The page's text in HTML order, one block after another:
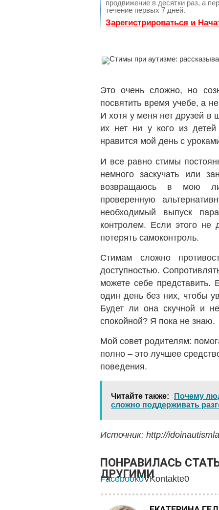
продвижение в десятки раз, а
течение первых 7 дней.
Зарегистрироваться и
Это очень сложно, но
посвятить время учебе, а
И хотя у меня нет друзей в
их нет ни у кого из
нравится мой день с
И все равно стимы
немного заскучать или
возвращаюсь в мою
проверенную
необходимый выпуск
контролем. Если этого не
потерять самоконтроль.
Стимам сложно
доступностью.
можете себе
один день без них, чтобы
Будет ли она скучной и
спокойной? Я пока не знаю.
Мой совет родителям:
полно – это лучшее
поведения.
Читайте также
Почему
сложно поддерживать
Источник: http://
ПОНРАВИЛАСЬ
ДРУГИМИ
Facebook0VKontakte0